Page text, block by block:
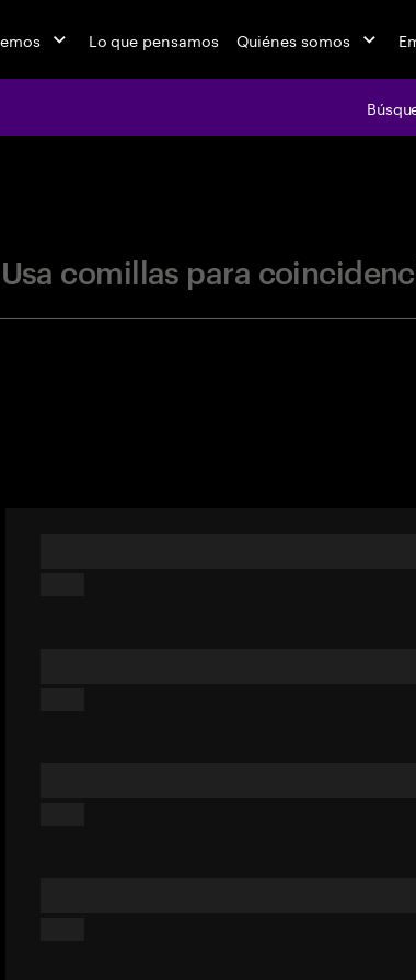
Lo que pensamos Quiénes somos
comillas para